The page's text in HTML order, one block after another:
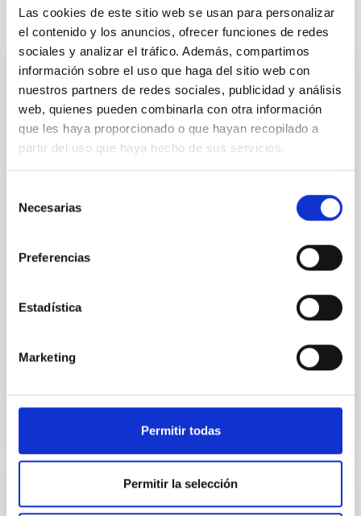
Las cookies de este sitio web se usan para personalizar
el contenido y los anuncios, ofrecer funciones de redes
sociales y analizar el tráfico. Además, compartimos
información sobre el uso que haga del sitio web con
nuestros partners de redes sociales, publicidad y análisis
web, quienes pueden combinarla con otra información
que les haya proporcionado o que hayan recopilado a
partir del uso que haya hecho de sus servicios.
Necesarias
Preferencias
Estadística
Marketing
Permitir todas
Permitir la selección
Related news
PRESS RELEASE
The IAC moves forward in its commitment
to equality
balance sheet of the state of gender equality in the
was founded, with the aim of finding the means and
women and designing its first Equality Plan. At the